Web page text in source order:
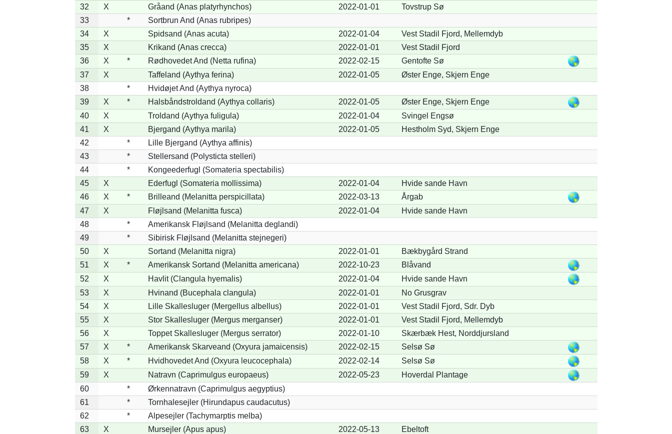
32
X Gråand (Anas platyrhynchos) 2022-01-01
Tovstrup Sø
33
*
Sortbrun And (Anas rubripes)
34
X Spidsand (Anas acuta) 2022-01-04
Vest Stadil Fjord, Mellemdyb
35
X Krikand (Anas crecca) 2022-01-01
Vest Stadil Fjord
36
X * Rødhovedet And (Netta rufina) 2022-02-15
Gentofte Sø
37
X Taffeland (Aythya ferina) 2022-01-05
Øster Enge, Skjern Enge
38
*
Hvidøjet And (Aythya nyroca)
39
X * Halsbåndstroldand (Aythya collaris) 2022-01-05
Øster Enge, Skjern Enge
40
X Troldand (Aythya fuligula) 2022-01-04
Svingel Engsø
41
X Bjergand (Aythya marila) 2022-01-05
Hestholm Syd, Skjern Enge
42
*
Lille Bjergand (Aythya affinis)
43
*
Stellersand (Polysticta stelleri)
44
*
Kongeederfugl (Somateria spectabilis)
45
X Ederfugl (Somateria mollissima) 2022-01-04
Hvide sande Havn
46
X * Brilleand (Melanitta perspicillata) 2022-03-13
Årgab
47
X Fløjlsand (Melanitta fusca) 2022-01-04
Hvide sande Havn
48
*
Amerikansk Fløjlsand (Melanitta deglandi)
49
*
Sibirisk Fløjlsand (Melanitta stejnegeri)
50
X Sortand (Melanitta nigra) 2022-01-01
Bækbygård Strand
51
X * Amerikansk Sortand (Melanitta americana) 2022-10-23
Blåvand
52
X Havlit (Clangula hyemalis) 2022-01-04
Hvide sande Havn
53
X Hvinand (Bucephala clangula) 2022-01-01
No Grusgrav
54
X Lille Skallesluger (Mergellus albellus) 2022-01-01
Vest Stadil Fjord, Sdr. Dyb
55
X Stor Skallesluger (Mergus merganser) 2022-01-01
Vest Stadil Fjord, Mellemdyb
56
X Toppet Skallesluger (Mergus serrator) 2022-01-10
Skærbæk Hest, Norddjursland
57
X * Amerikansk Skarveand (Oxyura jamaicensis) 2022-02-15
Selsø Sø
58
X * Hvidhovedet And (Oxyura leucocephala) 2022-02-14
Selsø Sø
59
X Natravn (Caprimulgus europaeus) 2022-05-23
Hoverdal Plantage
60
*
Ørkennatravn (Caprimulgus aegyptius)
61
*
Tornhalesejler (Hirundapus caudacutus)
62
*
Alpesejler (Tachymarptis melba)
63
X Mursejler (Apus apus) 2022-05-13
Ebeltoft